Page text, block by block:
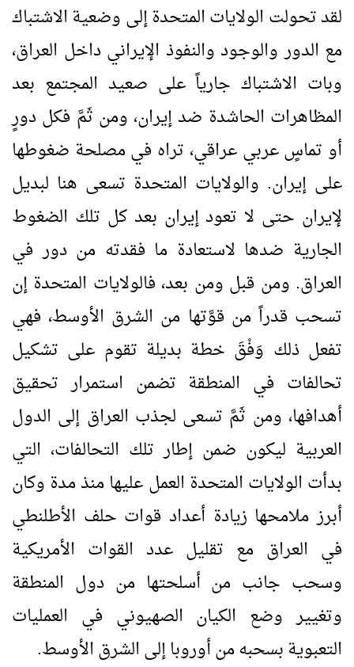
لقد تحولت الولايات المتحدة إلى وضعية الاشتباك
مع الدور والوجود والنفوذ الإيراني داخل العراق،
وبات الاشتباك جارياً على صعيد المجتمع بعد
المظاهرات الحاشدة ضد إيران، ومن ثَمَّ فكل دورٍ
أو تماسٍ عربي عراقي، تراه في مصلحة ضغوطها
على إيران. والولايات المتحدة تسعى هنا لبديل
لإيران حتى لا تعود إيران بعد كل تلك الضغوط
الجارية ضدها لاستعادة ما فقدته من دور في
العراق. ومن قبل ومن بعد، فالولايات المتحدة إن
تسحب قدراً من قوَّتها من الشرق الأوسط، فهي
تفعل ذلك وَفْقَ خطة بديلة تقوم على تشكيل
تحالفات في المنطقة تضمن استمرار تحقيق
أهدافها، ومن ثَمَّ تسعى لجذب العراق إلى الدول
العربية ليكون ضمن إطار تلك التحالفات، التي
بدأت الولايات المتحدة العمل عليها منذ مدة وكان
أبرز ملامحها زيادة أعداد قوات حلف الأطلنطي
في العراق مع تقليل عدد القوات الأمريكية
وسحب جانب من أسلحتها من دول المنطقة
وتغيير وضع الكيان الصهيوني في العمليات
التعبوية بسحبه من أوروبا إلى الشرق الأوسط.